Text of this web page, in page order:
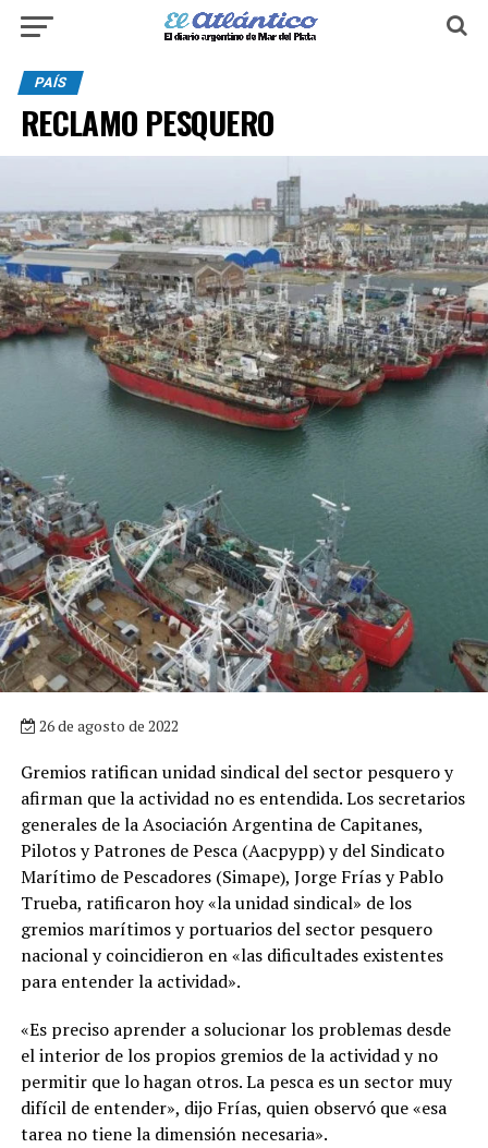
PAÍS
RECLAMO PESQUERO
26 de agosto de 2022
Gremios ratifican unidad sindical del sector pesquero y
afirman que la actividad no es entendida. Los secretarios
generales de la Asociación Argentina de Capitanes,
Pilotos y Patrones de Pesca (Aacpypp) y del Sindicato
Marítimo de Pescadores (Simape), Jorge Frías y Pablo
Trueba, ratificaron hoy «la unidad sindical» de los
gremios marítimos y portuarios del sector pesquero
nacional y coincidieron en «las dificultades existentes
para entender la actividad».
«Es preciso aprender a solucionar los problemas desde
el interior de los propios gremios de la actividad y no
permitir que lo hagan otros. La pesca es un sector muy
difícil de entender», dijo Frías, quien observó que «esa
tarea no tiene la dimensión necesaria».